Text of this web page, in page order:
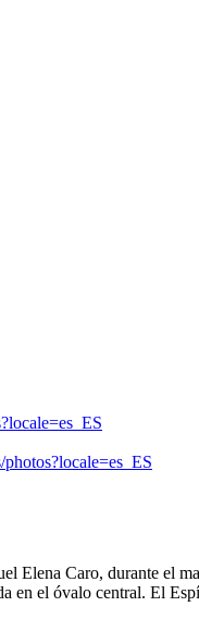
Elena Caro, durante el
en el óvalo central. El